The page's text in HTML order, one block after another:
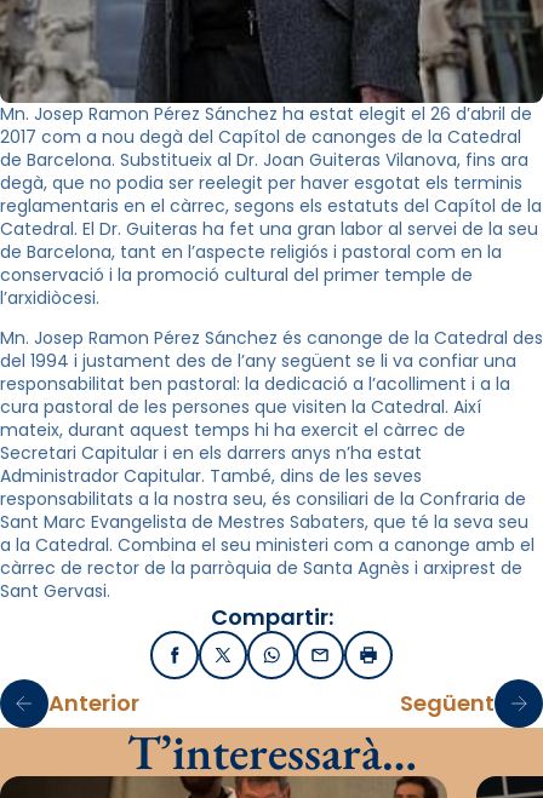
Mn. Josep Ramon Pérez Sánchez ha estat elegit el 26 d’abril de
2017 com a nou degà del Capítol de canonges de la Catedral
de Barcelona. Substitueix al Dr. Joan Guiteras Vilanova, fins ara
degà, que no podia ser reelegit per haver esgotat els terminis
reglamentaris en el càrrec, segons els estatuts del Capítol de la
Catedral. El Dr. Guiteras ha fet una gran labor al servei de la seu
de Barcelona, tant en l’aspecte religiós i pastoral com en la
conservació i la promoció cultural del primer temple de
l’arxidiòcesi.
Mn. Josep Ramon Pérez Sánchez és canonge de la Catedral des
del 1994 i justament des de l’any següent se li va confiar una
responsabilitat ben pastoral: la dedicació a l’acolliment i a la
cura pastoral de les persones que visiten la Catedral. Així
mateix, durant aquest temps hi ha exercit el càrrec de
Secretari Capitular i en els darrers anys n’ha estat
Administrador Capitular. També, dins de les seves
responsabilitats a la nostra seu, és consiliari de la Confraria de
Sant Marc Evangelista de Mestres Sabaters, que té la seva seu
a la Catedral. Combina el seu ministeri com a canonge amb el
càrrec de rector de la parròquia de Santa Agnès i arxiprest de
Sant Gervasi.
Compartir:
FacebookX / TwitterWhatsApp
EmailImprimir
Anterior Següent
T’interessarà…